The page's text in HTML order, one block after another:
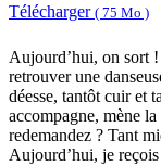
Télécharger ( 75 Mo )
Aujourd’hui, on sort
retrouver une
déesse, tantôt cuir et
accompagne, mène
redemandez ? Tant
Aujourd’hui, je